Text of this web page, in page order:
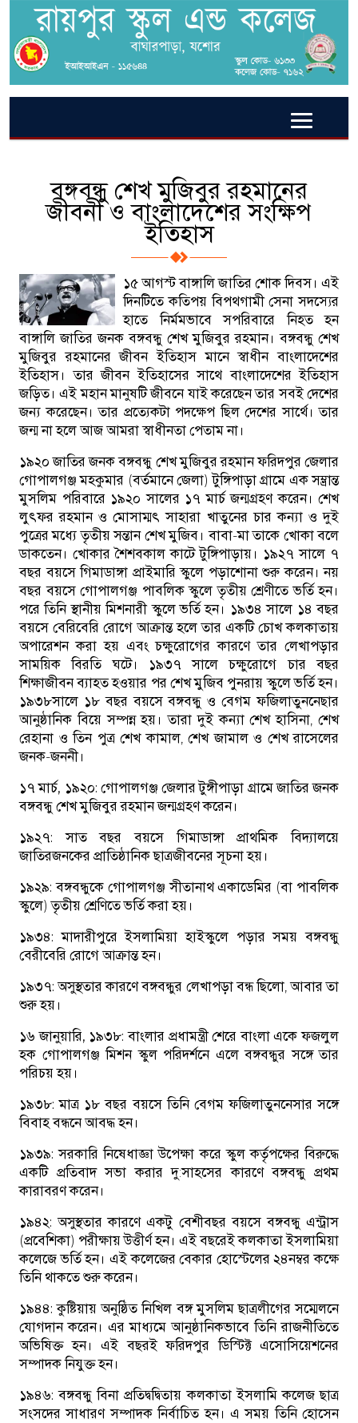
বঙ্গবন্ধু শেখ মুজিবুর রহমানের
জীবনী ও বাংলাদেশের সংক্ষিপ
ইতিহাস
১৫ আগস্ট বাঙ্গালি জাতির শোক দিবস। এই
দিনটিতে কতিপয় বিপথগামী সেনা সদস্যের
হাতে নির্মমভাবে সপরিবারে নিহত হন
বাঙ্গালি জাতির জনক বঙ্গবন্ধু শেখ মুজিবুর রহমান। বঙ্গবন্ধু শেখ
মুজিবুর রহমানের জীবন ইতিহাস মানে স্বাধীন বাংলাদেশের
ইতিহাস। তার জীবন ইতিহাসের সাথে বাংলাদেশের ইতিহাস
জড়িত। এই মহান মানুষটি জীবনে যাই করেছেন তার সবই দেশের
জন্য করেছেন। তার প্রত্যেকটা পদক্ষেপ ছিল দেশের সার্থে। তার
জন্ম না হলে আজ আমরা স্বাধীনতা পেতাম না।
১৯২০ জাতির জনক বঙ্গবন্ধু শেখ মুজিবুর রহমান ফরিদপুর জেলার
গোপালগঞ্জ মহকুমার (বর্তমানে জেলা) টুঙ্গিপাড়া গ্রামে এক সম্ভ্রান্ত
মুসলিম পরিবারে ১৯২০ সালের ১৭ মার্চ জন্মগ্রহণ করেন। শেখ
লুৎফর রহমান ও মোসাম্মৎ সাহারা খাতুনের চার কন্যা ও দুই
পুত্রের মধ্যে তৃতীয় সন্তান শেখ মুজিব। বাবা-মা তাকে খোকা বলে
ডাকতেন। খোকার শৈশবকাল কাটে টুঙ্গিপাড়ায়। ১৯২৭ সালে ৭
বছর বয়সে গিমাডাঙ্গা প্রাইমারি স্কুলে পড়াশোনা শুরু করেন। নয়
বছর বয়সে গোপালগঞ্জ পাবলিক স্কুলে তৃতীয় শ্রেণীতে ভর্তি হন।
পরে তিনি স্থানীয় মিশনারী স্কুলে ভর্তি হন। ১৯৩৪ সালে ১৪ বছর
বয়সে বেরিবেরি রোগে আক্রান্ত হলে তার একটি চোখ কলকাতায়
অপারেশন করা হয় এবং চক্ষুরোগের কারণে তার লেখাপড়ার
সাময়িক বিরতি ঘটে। ১৯৩৭ সালে চক্ষুরোগে চার বছর
শিক্ষাজীবন ব্যাহত হওয়ার পর শেখ মুজিব পুনরায় স্কুলে ভর্তি হন।
১৯৩৮সালে ১৮ বছর বয়সে বঙ্গবন্ধু ও বেগম ফজিলাতুননেছার
আনুষ্ঠানিক বিয়ে সম্পন্ন হয়। তারা দুই কন্যা শেখ হাসিনা, শেখ
রেহানা ও তিন পুত্র শেখ কামাল, শেখ জামাল ও শেখ রাসেলের
জনক-জননী।
১৭ মার্চ, ১৯২০: গোপালগঞ্জ জেলার টুঙ্গীপাড়া গ্রামে জাতির জনক
বঙ্গবন্ধু শেখ মুজিবুর রহমান জন্মগ্রহণ করেন।
১৯২৭: সাত বছর বয়সে গিমাডাঙ্গা প্রাথমিক বিদ্যালয়ে
জাতিরজনকের প্রাতিষ্ঠানিক ছাত্রজীবনের সূচনা হয়।
১৯২৯: বঙ্গবন্ধুকে গোপালগঞ্জ সীতানাথ একাডেমির (বা পাবলিক
স্কুলে) তৃতীয় শ্রেণিতে ভর্তি করা হয়।
১৯৩৪: মাদারীপুরে ইসলামিয়া হাইস্কুলে পড়ার সময় বঙ্গবন্ধু
বেরীবেরি রোগে আক্রান্ত হন।
১৯৩৭: অসুস্থতার কারণে বঙ্গবন্ধুর লেখাপড়া বন্ধ ছিলো, আবার তা
শুরু হয়।
১৬ জানুয়ারি, ১৯৩৮: বাংলার প্রধামন্ত্রী শেরে বাংলা একে ফজলুল
হক গোপালগঞ্জ মিশন স্কুল পরিদর্শনে এলে বঙ্গবন্ধুর সঙ্গে তার
পরিচয় হয়।
১৯৩৮: মাত্র ১৮ বছর বয়সে তিনি বেগম ফজিলাতুননেসার সঙ্গে
বিবাহ বন্ধনে আবদ্ধ হন।
১৯৩৯: সরকারি নিষেধাজ্ঞা উপেক্ষা করে স্কুল কর্তৃপক্ষের বিরুদ্ধে
একটি প্রতিবাদ সভা করার দু:সাহসের কারণে বঙ্গবন্ধু প্রথম
কারাবরণ করেন।
১৯৪২: অসুস্থতার কারণে একটু বেশীবছর বয়সে বঙ্গবন্ধু এন্ট্রাস
(প্রবেশিকা) পরীক্ষায় উত্তীর্ণ হন। এই বছরেই কলকাতা ইসলামিয়া
কলেজে ভর্তি হন। এই কলেজের বেকার হোস্টেলের ২৪নম্বর কক্ষে
তিনি থাকতে শুরু করেন।
১৯৪৪: কুষ্টিয়ায় অনুষ্ঠিত নিখিল বঙ্গ মুসলিম ছাত্রলীগের সম্মেলনে
যোগদান করেন। এর মাধ্যমে আনুষ্ঠানিকভাবে তিনি রাজনীতিতে
অভিষিক্ত হন। এই বছরই ফরিদপুর ডিস্টিক্ট এসোসিয়েশনের
সম্পাদক নিযুক্ত হন।
১৯৪৬: বঙ্গবন্ধু বিনা প্রতিদ্বদ্বিতায় কলকাতা ইসলামি কলেজ ছাত্র
সংসদের সাধারণ সম্পাদক নির্বাচিত হন। এ সময় তিনি হোসেন